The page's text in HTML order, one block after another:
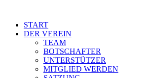
START
DER VEREIN
TEAM
BOTSCHAFTER
UNTERSTÜTZER
MITGLIED WERDEN